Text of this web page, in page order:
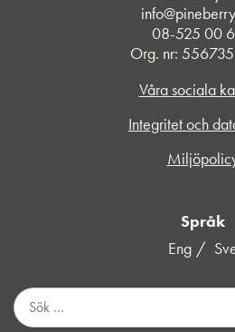
08-525 00
Org. nr:
Våra sociala
Integritet och
Språk
Eng
S
ö
k